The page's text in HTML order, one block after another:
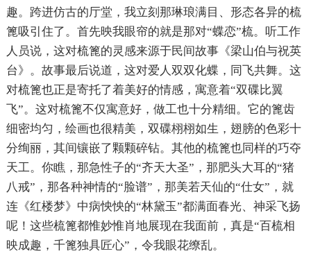
趣。跨进仿古的厅堂，我立刻那琳琅满目、形态各异的梳
篦吸引住了。首先映我眼帘的就是那对“蝶恋”梳。听工作
人员说，这对梳篦的灵感来源于民间故事《梁山伯与祝英
台》。故事最后说道，这对爱人双双化蝶，同飞共舞。这
对梳篦也正是寄托了着美好的情感，寓意着“双碟比翼
飞”。这对梳篦不仅寓意好，做工也十分精细。它的篦齿
细密均匀，绘画也很精美，双碟栩栩如生，翅膀的色彩十
分绚丽，其间镶嵌了颗颗碎钻。其他的梳篦也同样的巧夺
天工。你瞧，那急性子的“齐天大圣”，那肥头大耳的“猪
八戒”，那各种神情的“脸谱”，那美若天仙的“仕女”，就
连《红楼梦》中病怏怏的“林黛玉”都满面春光、神采飞扬
呢！这些梳篦都惟妙惟肖地展现在我面前，真是“百梳相
映成趣，千篦独具匠心”，令我眼花缭乱。